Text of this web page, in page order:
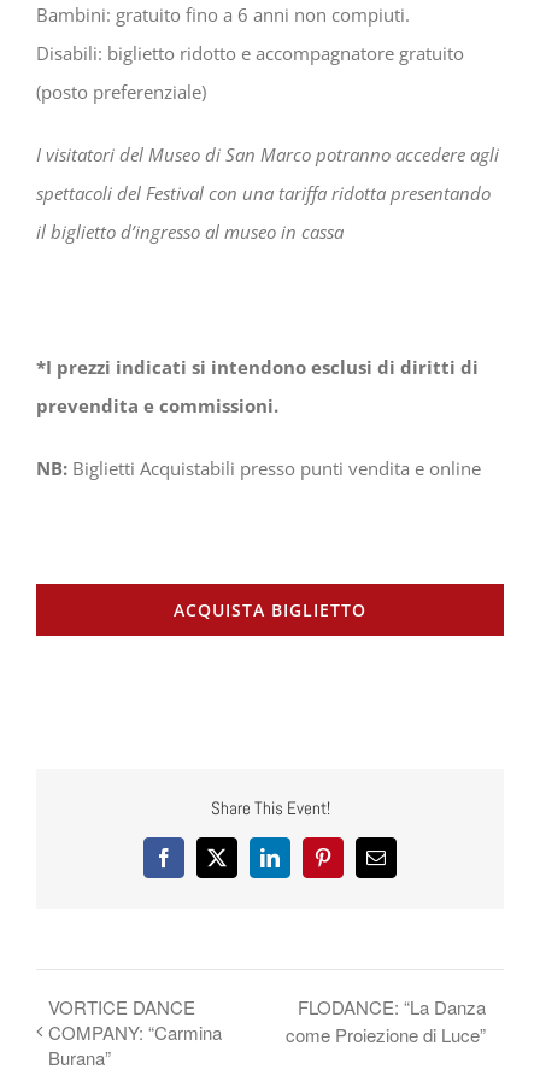
Bambini: gratuito fino a 6 anni non compiuti.
Disabili: biglietto ridotto e accompagnatore gratuito
(posto preferenziale)
I visitatori del Museo di San Marco potranno accedere agli
spettacoli del Festival con una tariffa ridotta presentando
il biglietto d’ingresso al museo in cassa
*I prezzi indicati si intendono esclusi di diritti di
prevendita e commissioni.
NB:Biglietti Acquistabili presso punti vendita e online
ACQUISTA BIGLIETTO
Share This Event!
Facebook
X LinkedInPinterestEmail
VORTICE DANCE
COMPANY: “Carmina
Burana”
FLODANCE: “La Danza
come Proiezione di Luce”